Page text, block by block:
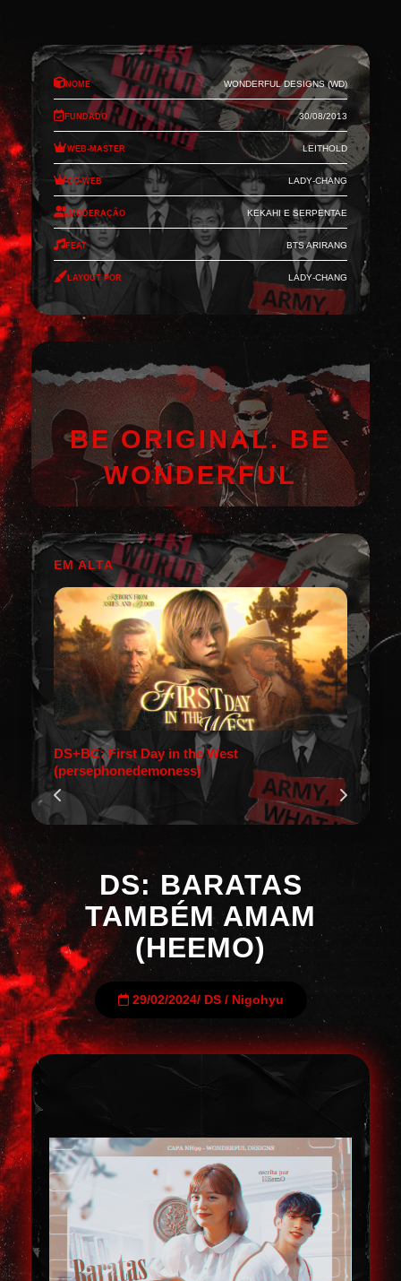
Nome Wonderful Designs (WD)
Fundado 30/08/2013
Web-Master Leithold
Co-Web Lady-Chang
Moderação Kekahi e Serpentae
Feat BTS Arirang
Layout por Lady-Chang
BE ORIGINAL. BE
WONDERFUL
EM ALTA
DS+BC: First Day in the West
(persephonedemoness)
DS: BARATAS
TAMBÉM AMAM
(HEEMO)
29/02/2024/ DS/ Nigohyu